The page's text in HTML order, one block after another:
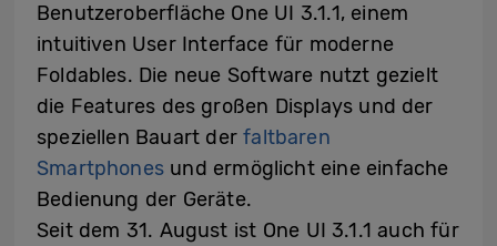
Benutzeroberfläche One UI 3.1.1, einem
intuitiven User Interface für moderne
Foldables. Die neue Software nutzt gezielt
die Features des großen Displays und der
speziellen Bauart derfaltbaren
Smartphonesund ermöglicht eine einfache
Bedienung der Geräte.
Seit dem 31. August ist One UI 3.1.1 auch für